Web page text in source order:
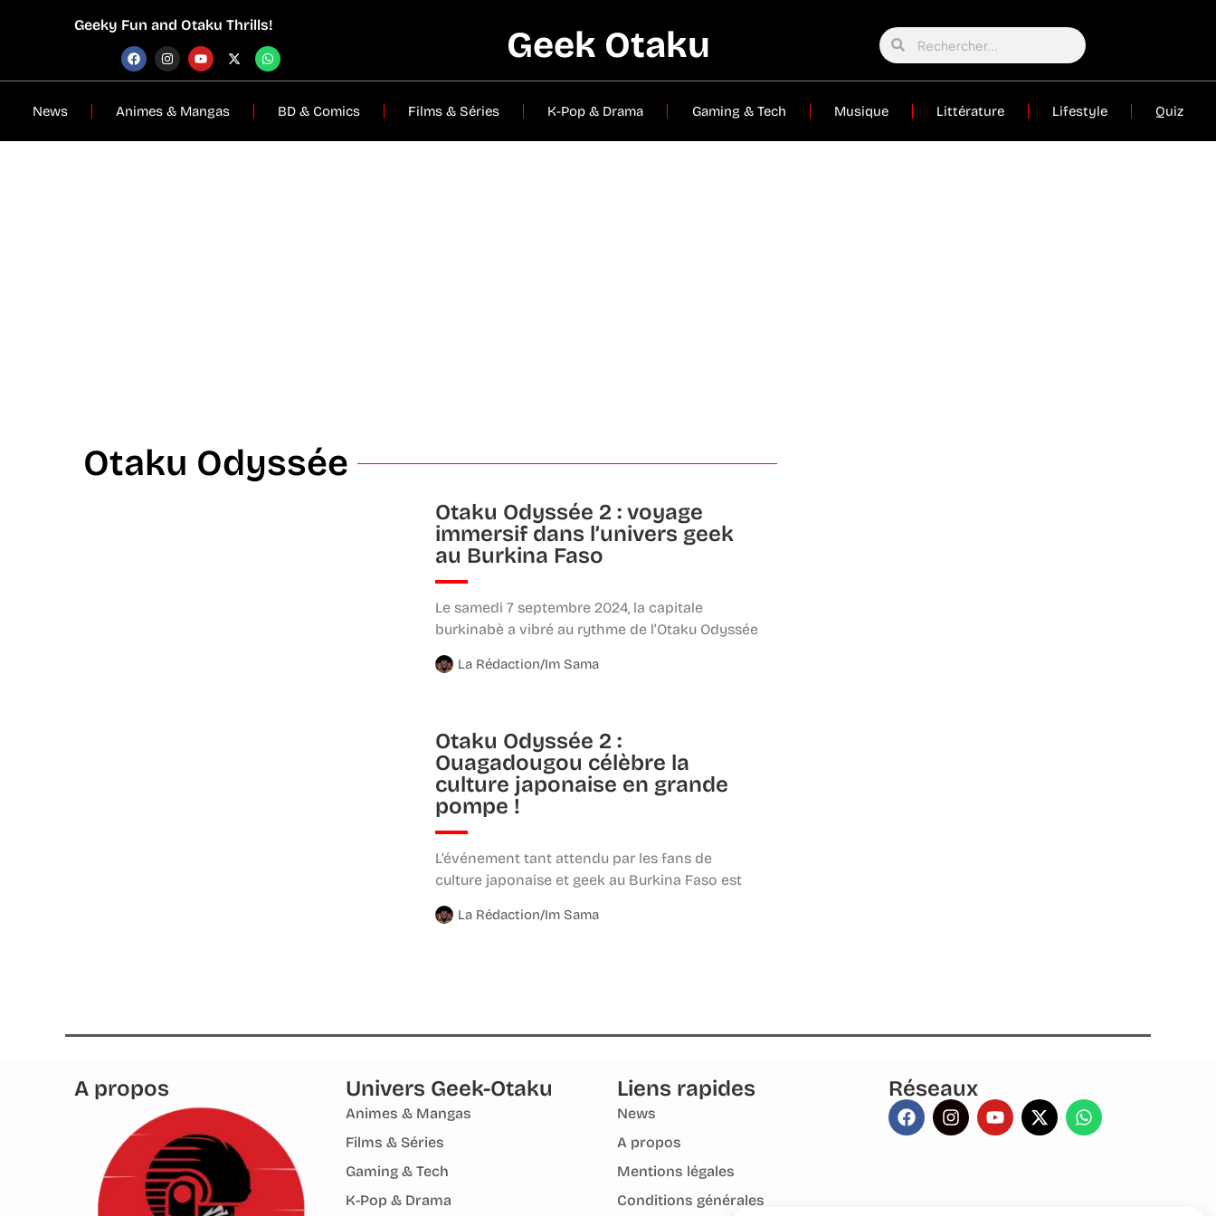
Geeky Fun and Otaku Thrills! Geek Otaku
News Animes & Mangas BD & Comics Films & Séries K-Pop & Drama Gaming & Tech Musique Littérature Lifestyle Quiz
Otaku Odyssée
Otaku Odyssée 2 : voyage
immersif dans l’univers geek
au Burkina Faso
Le samedi 7 septembre 2024, la capitale
burkinabè a vibré au rythme de l’Otaku Odyssée
La Rédaction/Im Sama
Otaku Odyssée 2 :
Ouagadougou célèbre la
culture japonaise en grande
pompe !
L’événement tant attendu par les fans de
culture japonaise et geek au Burkina Faso est
La Rédaction/Im Sama
A propos Univers Geek-Otaku
Animes & Mangas
Films & Séries
Gaming & Tech
K-Pop & Drama
Liens rapides
News
A propos
Mentions légales
Conditions générales
Réseaux